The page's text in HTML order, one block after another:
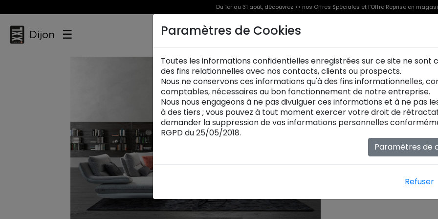
Du 1er au 31 août, découvrez >> nos Offres Spéciales et l’Offre Reprise en
Dijon ☰ Offre Reprise Offres Spéciales [%]
Bibliothèques
Découvrez nos
fonctionnalité et
par la créativité de nos
contemporaine à votre
entièrement
Choisissez les
configurations de
s'harmonise
ne
, mais des
et élégance à votre maison.
Paramètres de Cookies
Toutes les informations confidentielles enregistrées sur ce site ne sont
des fins relationnelles avec nos contacts, clients ou prospects.
Nous ne conservons ces informations qu'à des fins informationnelles,
comptables, nécessaires au bon fonctionnement de notre entreprise.
Nous nous engageons à ne pas divulguer ces informations et à ne pas
à des tiers ; vous pouvez à tout moment exercer votre droit de
demander la suppression de vos informations personnelles
RGPD du 25/05/2018.
Paramètres de
Refuser